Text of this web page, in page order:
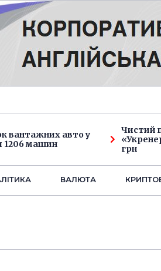
вантажних авто у
1206 машин
Чистий
грн
ВАЛЮТА